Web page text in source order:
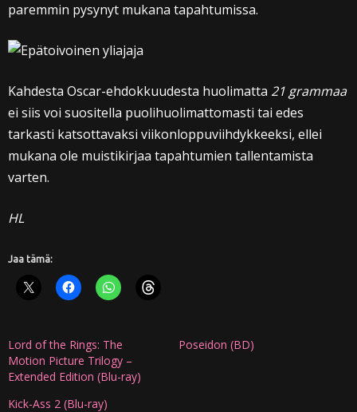
paremmin pysynyt mukana tapahtumissa.
Kahdesta Oscar-ehdokkuudesta huolimatta 21 grammaa
ei siis voi suositella puolihuolimattomasti tai edes
tarkasti katsottavaksi viikonloppuviihdykkeeksi, ellei
mukana ole muistikirjaa tapahtumien tallentamista
varten.
HL
Jaa tämä:
Lord of the Rings: The
Motion Picture Trilogy –
Extended Edition (Blu-ray)
Poseidon (BD)
Kick-Ass 2 (Blu-ray)